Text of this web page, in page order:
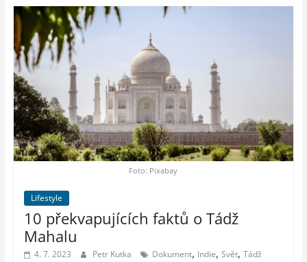
Foto: Pixabay
Lifestyle
10 překvapujících faktů o Tádž
Mahalu
4. 7. 2023 Petr Kutka Dokument, Indie, Svět, Tádž